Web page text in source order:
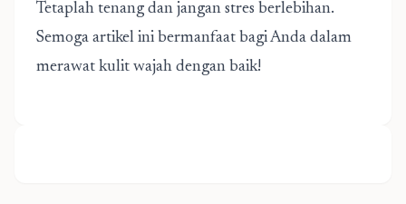
Tetaplah tenang dan jangan stres berlebihan.
Semoga artikel ini bermanfaat bagi Anda dalam
merawat kulit wajah dengan baik!